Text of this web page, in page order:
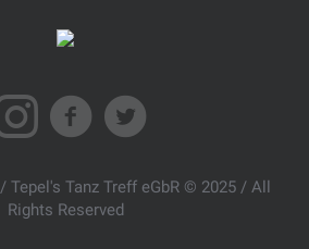
/ Tepel's Tanz Treff eGbR © 2025 / All
Rights Reserved